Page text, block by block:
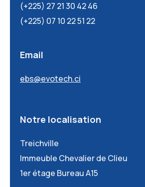
(+225) 27 21 30 42 46
(+225) 07 10 22 51 22
Email
ebs@evotech.ci
Notre localisation
Treichville
Immeuble Chevalier de Clieu
1er étage Bureau A15